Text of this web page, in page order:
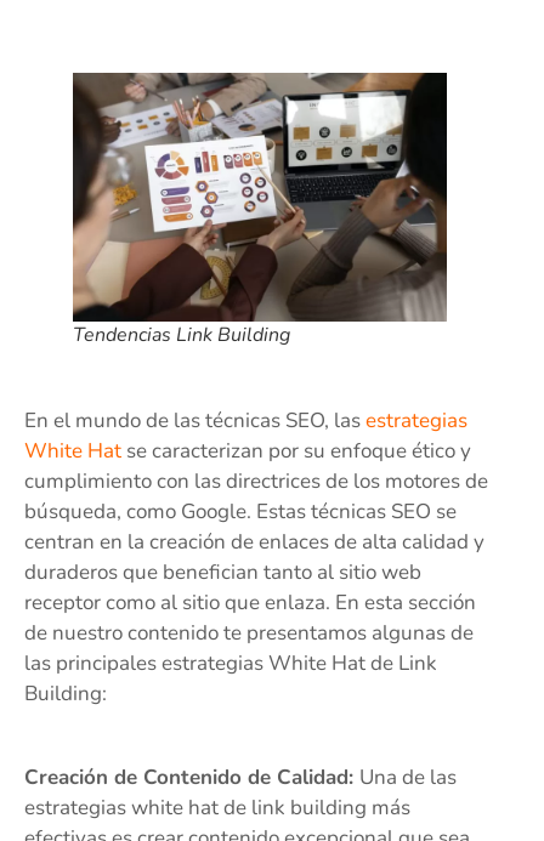
Tendencias Link Building
En el mundo de las técnicas SEO, lasestrategias
White Hat se caracterizan por su enfoque ético y
cumplimiento con las directrices de los motores de
búsqueda, como Google. Estas técnicas SEO se
centran en la creación de enlaces de alta calidad y
duraderos que benefician tanto al sitio web
receptor como al sitio que enlaza. En esta sección
de nuestro contenido te presentamos algunas de
las principales estrategias White Hat de Link
Building:
Creación de Contenido de Calidad: Una de las
estrategias white hat de link building más